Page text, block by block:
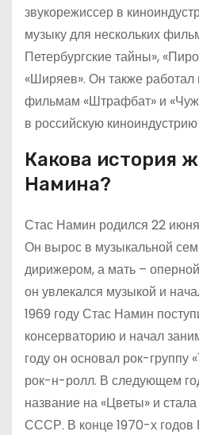
звукорежиссер в
музыку для нескольких
Петербургские тайны»,
«Ширяев». Он также работал
фильмам «Штрафбат» и
в российскую
Какова история
Намина?
Стас Намин родился 22 июня
Он вырос в музыкальной
дирижером, а мать –
он увлекался музыкой и
1969 году Стас Намин
консерваторию и начал
году он основал рок-группу
рок-н-ролл. В следующем
название на «Цветы» и
СССР. В конце 1970-х годов